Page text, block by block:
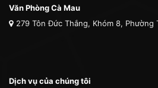
Văn Phòng Cà Mau
279 Tôn Đức Thắng, Khóm 8, Phường
Dịch vụ của chúng tôi